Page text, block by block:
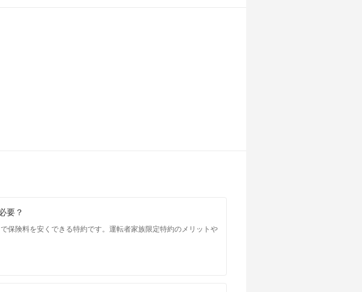
要？
保険料を安くできる特約です。運転者家族限定特約のメリットや